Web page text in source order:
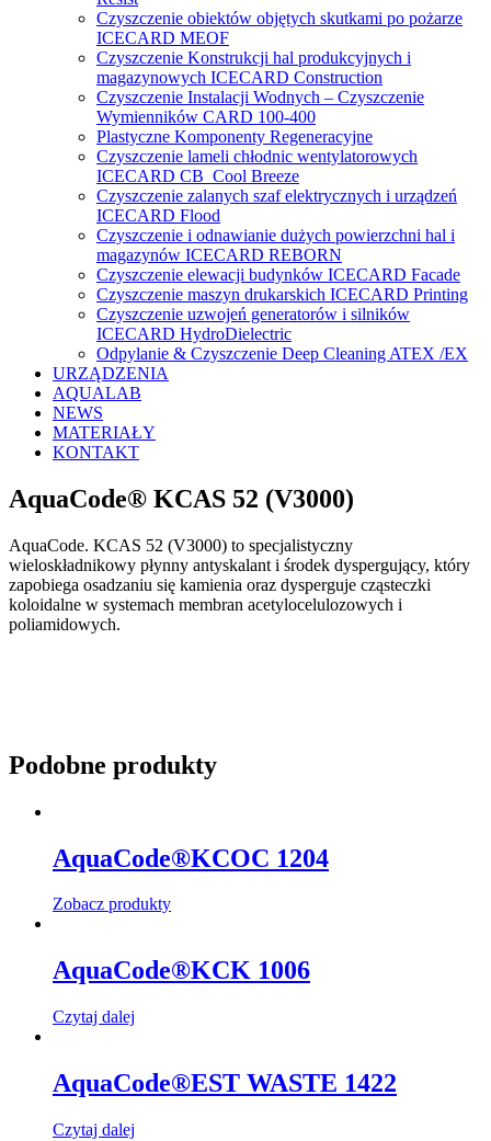
Czyszczenie obiektów objętych skutkami po pożarze
ICECARD MEOF
Czyszczenie Konstrukcji hal produkcyjnych i
magazynowych ICECARD Construction
Czyszczenie Instalacji Wodnych – Czyszczenie
Wymienników CARD 100-400
Plastyczne Komponenty Regeneracyjne
Czyszczenie lameli chłodnic wentylatorowych
ICECARD CB Cool Breeze
Czyszczenie zalanych szaf elektrycznych i urządzeń
ICECARD Flood
Czyszczenie i odnawianie dużych powierzchni hal i
magazynów ICECARD REBORN
Czyszczenie elewacji budynków ICECARD Facade
Czyszczenie maszyn drukarskich ICECARD Printing
Czyszczenie uzwojeń generatorów i silników
ICECARD HydroDielectric
Odpylanie & Czyszczenie Deep Cleaning ATEX /EX
URZĄDZENIA
AQUALAB
NEWS
MATERIAŁY
KONTAKT
AquaCode® KCAS 52 (V3000)
AquaCode. KCAS 52 (V3000) to specjalistyczny
wieloskładnikowy płynny antyskalant i środek dyspergujący, który
zapobiega osadzaniu się kamienia oraz dysperguje cząsteczki
koloidalne w systemach membran acetylocelulozowych i
poliamidowych.
Podobne produkty
AquaCode®KCOC 1204
Zobacz produkty
AquaCode®KCK 1006
Czytaj dalej
AquaCode®EST WASTE 1422
Czytaj dalej